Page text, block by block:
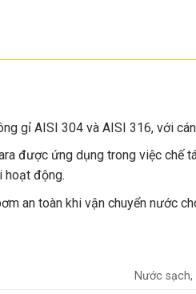
gỉ AISI 304 và AISI 316, với
được ứng dụng trong việc chế
hoạt động.
an toàn khi vận chuyển nước
Nước